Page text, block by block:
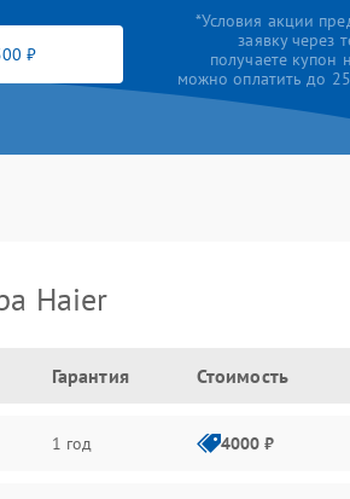
₽
*Условия акции
заявку через
получаете купон
можно оплатить до
Haier
Гарантия Стоимость
1 год 4000 ₽